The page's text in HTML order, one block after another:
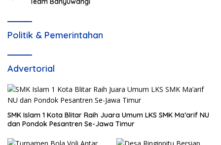
Politik & Pemerintahan
Advertorial
SMK Islam 1 Kota Blitar Raih Juara Umum LKS SMK Ma’arif NU
dan Pondok Pesantren Se-Jawa Timur